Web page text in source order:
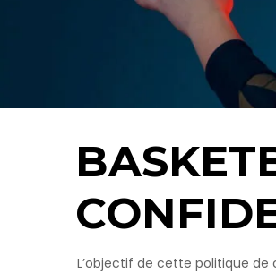
L’objectif de cette politique